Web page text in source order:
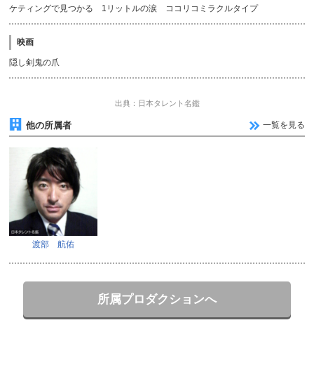
ケティングで見つかる 1リットルの涙 ココリコミラクルタイプ
映画
隠し剣鬼の爪
出典：日本タレント名鑑
他の所属者 一覧を見る
渡部 航佑
所属プロダクションへ